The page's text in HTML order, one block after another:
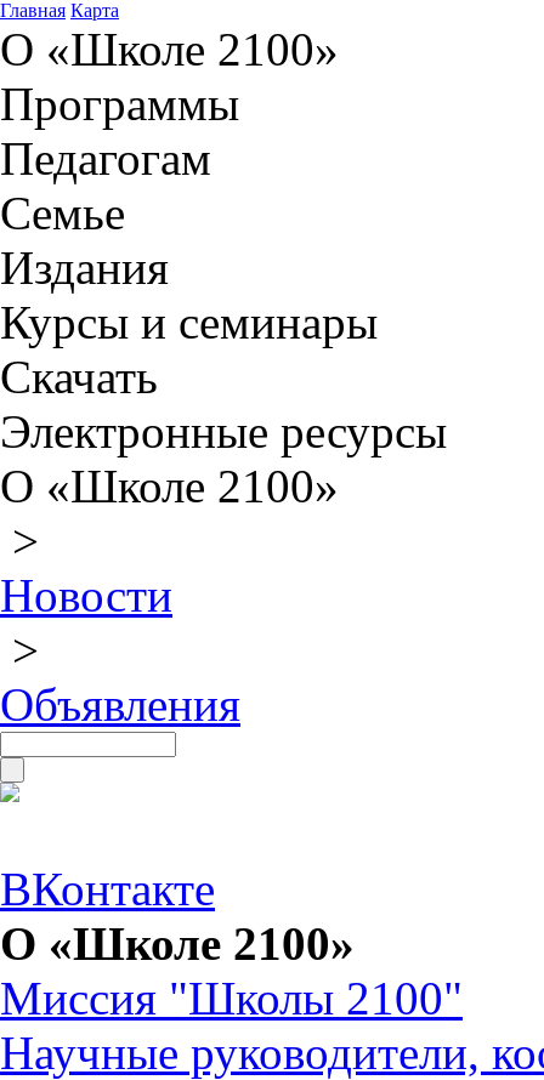
Главная Карта
О «Школе 2100»
Программы
Педагогам
Семье
Издания
Курсы и семинары
Скачать
Электронные ресурсы
О «Школе 2100»
>
Новости
>
Объявления
ВКонтакте
О «Школе 2100»
Миссия "Школы 2100"
Научные руководители,